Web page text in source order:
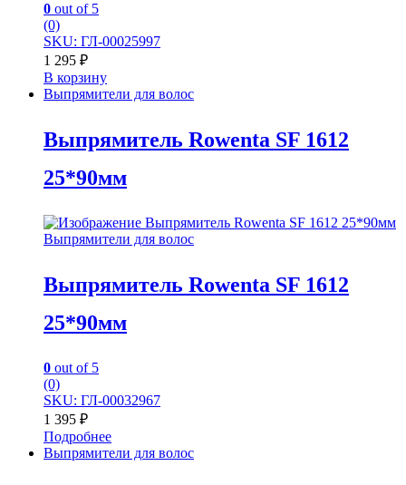
0 out of 5
(0)
SKU: ГЛ-00025997
1 295 ₽
В корзину
Выпрямители для волос
Выпрямитель Rowenta SF 1612
25*90мм
Выпрямители для волос
Выпрямитель Rowenta SF 1612
25*90мм
0 out of 5
(0)
SKU: ГЛ-00032967
1 395 ₽
Подробнее
Выпрямители для волос